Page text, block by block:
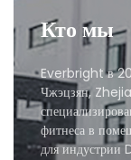
Кто мы
Everbright в
Чжэцзян,
фитнеса в
для индустрии